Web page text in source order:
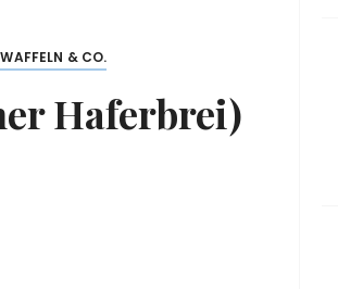
& CO.
Haferbrei)